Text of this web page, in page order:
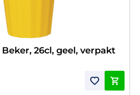
26cl, geel, verpakt